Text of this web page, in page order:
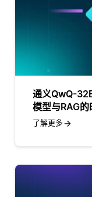
通义QwQ-
模型与RAG的
了解更多